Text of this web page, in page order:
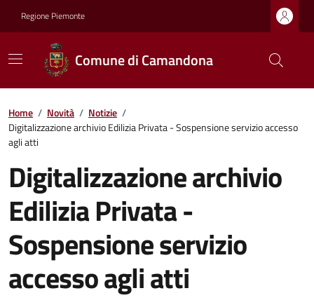
Regione Piemonte
Comune di Camandona
Home / Novità / Notizie /
Digitalizzazione archivio Edilizia Privata - Sospensione servizio accesso
agli atti
Digitalizzazione archivio
Edilizia Privata -
Sospensione servizio
accesso agli atti